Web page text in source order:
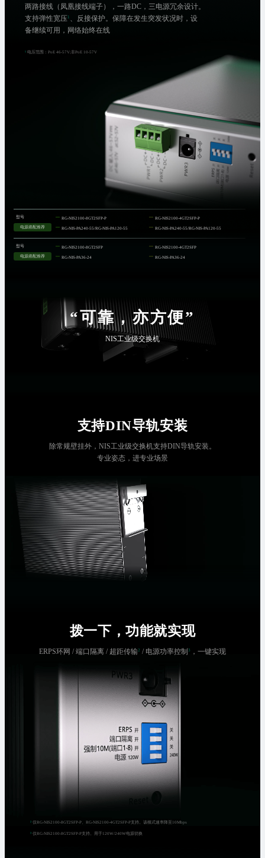
两路接线（凤凰接线端子），一路DC，三电源冗余设计。
支持弹性宽压¹ 、反接保护。保障在发生突发状况时，设
备继续可用，网络始终在线
电压范围：PoE 46-57V;非PoE 10-57V
型号 RG-NIS2100-8GT2SFP-P RG-NIS2100-4GT2SFP-P
电源搭配推荐 RG-NIS-PA240-55/RG-NIS-PA120-55 RG-NIS-PA240-55/RG-NIS-PA120-55
型号 RG-NIS2100-8GT2SFP RG-NIS2100-4GT2SFP
电源搭配推荐 RG-NIS-PA36-24 RG-NIS-PA36-24
“可靠，亦方便”
NIS工业级交换机
支持DIN导轨安装
除常规壁挂外，NIS工业级交换机支持DIN导轨安装。
专业姿态，进专业场景
拨一下，功能就实现
ERPS环网 / 端口隔离 / 超距传输² / 电源功率控制 ³ ，一键实现
² 仅RG-NIS2100-8GT2SFP-P、RG-NIS2100-4GT2SFP-P支持。该模式速率降至10Mbps
³ 仅RG-NIS2100-8GT2SFP-P支持。用于120W/240W电源切换